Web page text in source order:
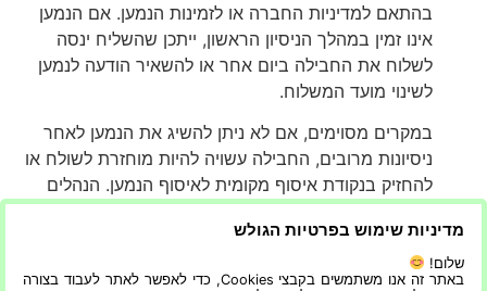
בהתאם למדיניות החברה או לזמינות הנמען. אם הנמען
אינו זמין במהלך הניסיון הראשון, ייתכן שהשליח ינסה
לשלוח את החבילה ביום אחר או להשאיר הודעה לנמען
לשינוי מועד המשלוח.
במקרים מסוימים, אם לא ניתן להשיג את הנמען לאחר
ניסיונות מרובים, החבילה עשויה להיות מוחזרת לשולח או
להחזיק בנקודת איסוף מקומית לאיסוף הנמען. הנהלים
הספציפיים לניסיונות מסירה כושלים שונים בין חברות
שליחויות, ולכן חיוני שהשולח והנמען יהיו מודעים למדיניות
החברה לגבי תרחישים כאלה.
מדיניות שימוש בפרטיות הגולש
שלום!
באתר זה אנו משתמשים בקבצי Cookies, כדי לאפשר לאתר לעבוד בצורה